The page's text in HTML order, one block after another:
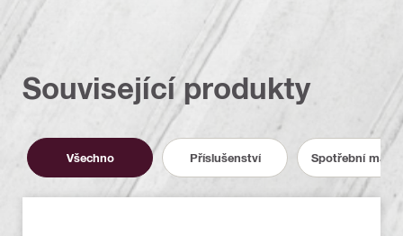
Související produkty
Všechno Příslušenství Spotřební